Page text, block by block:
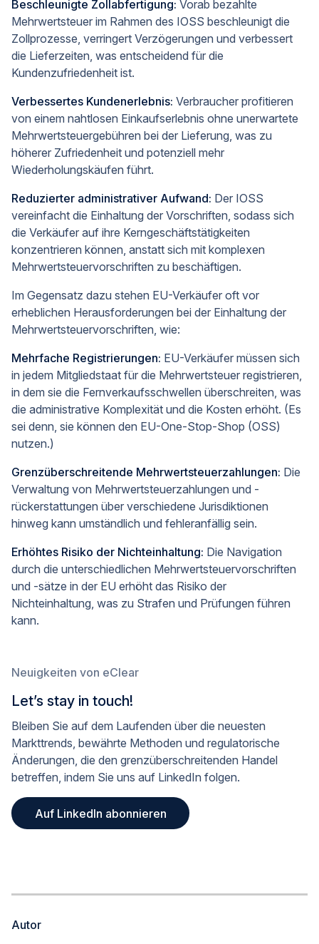
Beschleunigte Zollabfertigung: Vorab bezahlte
Mehrwertsteuer im Rahmen des IOSS beschleunigt die
Zollprozesse, verringert Verzögerungen und verbessert
die Lieferzeiten, was entscheidend für die
Kundenzufriedenheit ist.
Verbessertes Kundenerlebnis: Verbraucher profitieren
von einem nahtlosen Einkaufserlebnis ohne unerwartete
Mehrwertsteuergebühren bei der Lieferung, was zu
höherer Zufriedenheit und potenziell mehr
Wiederholungskäufen führt.
Reduzierter administrativer Aufwand: Der IOSS
vereinfacht die Einhaltung der Vorschriften, sodass sich
die Verkäufer auf ihre Kerngeschäftstätigkeiten
konzentrieren können, anstatt sich mit komplexen
Mehrwertsteuervorschriften zu beschäftigen.
Im Gegensatz dazu stehen EU-Verkäufer oft vor
erheblichen Herausforderungen bei der Einhaltung der
Mehrwertsteuervorschriften, wie:
Mehrfache Registrierungen: EU-Verkäufer müssen sich
in jedem Mitgliedstaat für die Mehrwertsteuer registrieren,
in dem sie die Fernverkaufsschwellen überschreiten, was
die administrative Komplexität und die Kosten erhöht. (Es
sei denn, sie können den EU-One-Stop-Shop (OSS)
nutzen.)
Grenzüberschreitende Mehrwertsteuerzahlungen: Die
Verwaltung von Mehrwertsteuerzahlungen und -
rückerstattungen über verschiedene Jurisdiktionen
hinweg kann umständlich und fehleranfällig sein.
Erhöhtes Risiko der Nichteinhaltung: Die Navigation
durch die unterschiedlichen Mehrwertsteuervorschriften
und -sätze in der EU erhöht das Risiko der
Nichteinhaltung, was zu Strafen und Prüfungen führen
kann.
Neuigkeiten von eClear
Let’s stay in touch!
Bleiben Sie auf dem Laufenden über die neuesten
Markttrends, bewährte Methoden und regulatorische
Änderungen, die den grenzüberschreitenden Handel
betreffen, indem Sie uns auf LinkedIn folgen.
Auf LinkedIn abonnieren
Autor